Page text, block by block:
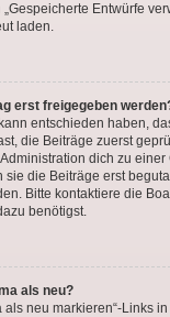
Entwürfe
laden.
erst freigegeben
entschieden haben,
die Beiträge zuerst
dich zu
sie die Beiträge erst
Bitte kontaktiere die
benötigst.
als neu?
als neu markieren“-Links